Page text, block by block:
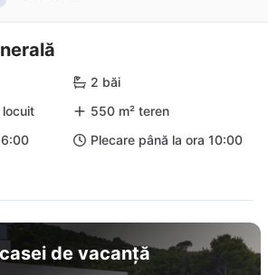
2 băi
locuit
550 m² teren
Plecare până la ora 10:00
de vacanță